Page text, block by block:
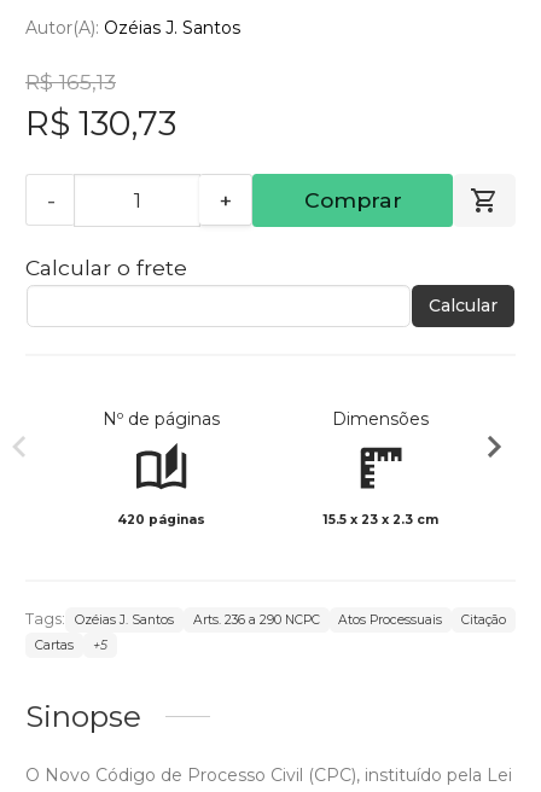
Autor(a): Ozéias J. Santos
R$ 165,13
R$ 130,73
- + Comprar
Calcular o frete
Calcular
Nº de páginas
420 páginas
Dimensões
15.5 x 23 x 2.3 cm
Tags: Ozéias J. Santos Arts. 236 a 290 NCPC Atos Processuais
Citação
Cartas
+5
Sinopse
O Novo Código de Processo Civil (CPC), instituído pela Lei